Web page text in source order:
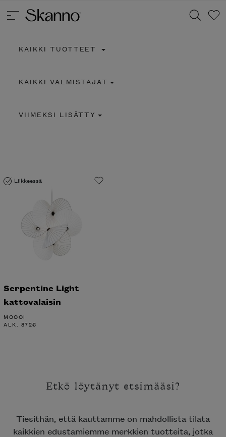
KAIKKI TUOTTEET
KAIKKI VALMISTAJAT
VIIMEKSI LISÄTTY
Liikkeessä
Serpentine Light
kattovalaisin
MOOOI
ALK. 872€
Etkö löytänyt etsimääsi?
Tiesithän, että kauttamme on mahdollista tilata
kaikkien edustamiemme merkkien tuotteita, jotka